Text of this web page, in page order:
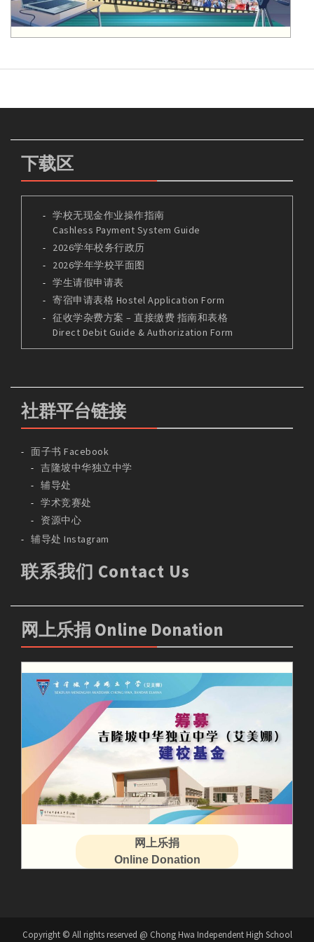
下载区
学校无现金作业操作指南
Cashless Payment System Guide
2026学年校务行政历
2026学年学校平面图
学生请假申请表
寄宿申请表格 Hostel Application Form
征收学杂费方案 – 直接缴费 指南和表格
Direct Debit Guide & Authorization Form
社群平台链接
面子书 Facebook
吉隆坡中华独立中学
辅导处
学术竞赛处
资源中心
辅导处 Instagram
联系我们 Contact Us
网上乐捐 Online Donation
网上乐捐
Online Donation
Copyright © All rights reserved @ Chong Hwa Independent High School